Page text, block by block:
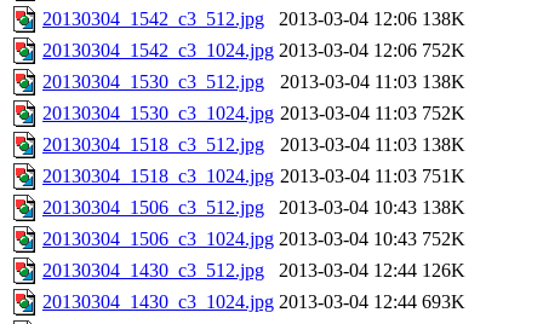
20130304_1542_c3_512.jpg
2013-03-04 12:06 138K
20130304_1542_c3_1024.jpg 2013-03-04 12:06 752K
20130304_1530_c3_512.jpg
2013-03-04 11:03 138K
20130304_1530_c3_1024.jpg 2013-03-04 11:03 752K
20130304_1518_c3_512.jpg
2013-03-04 11:03 138K
20130304_1518_c3_1024.jpg 2013-03-04 11:03 751K
20130304_1506_c3_512.jpg
2013-03-04 10:43 138K
20130304_1506_c3_1024.jpg 2013-03-04 10:43 752K
20130304_1430_c3_512.jpg
2013-03-04 12:44 126K
20130304_1430_c3_1024.jpg 2013-03-04 12:44 693K